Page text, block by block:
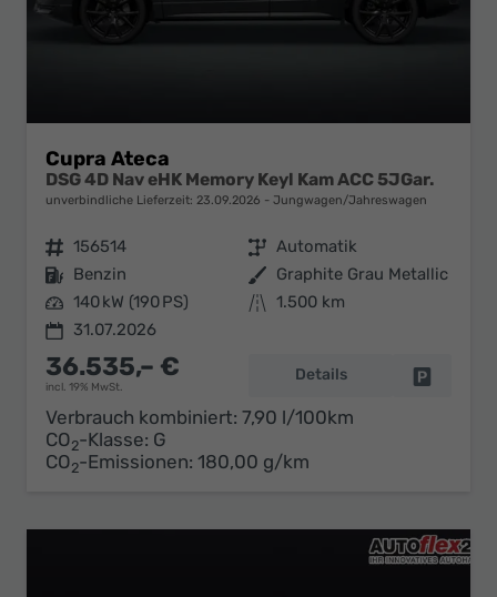
Cupra Ateca
DSG 4D Nav eHK Memory Keyl Kam ACC 5JGar.
unverbindliche Lieferzeit: 23.09.2026 Jungwagen/Jahreswagen
Fahrzeugnr. 156514 Getriebe Automatik
Kraftstoff Benzin Außenfarbe Graphite Grau Metallic
Leistung 140 kW (190 PS) Kilometerstand 1.500 km
31.07.2026
36.535,– €
incl. 19% MwSt.
Details
Verbrauch kombiniert: 7,90 l/100km
CO2-Klasse: G
CO2-Emissionen: 180,00 g/km